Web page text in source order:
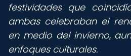
festividades que
ambas celebraban el
en medio del invierno,
enfoques culturales.